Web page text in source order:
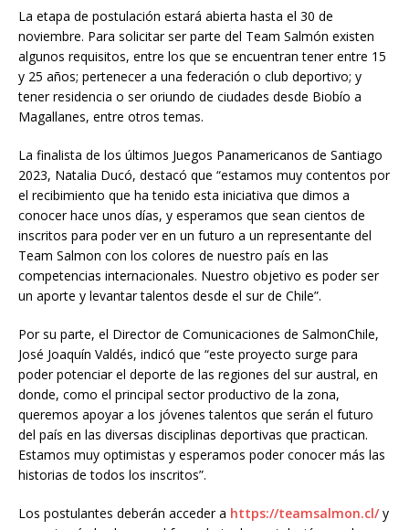
La etapa de postulación estará abierta hasta el 30 de
noviembre. Para solicitar ser parte del Team Salmón existen
algunos requisitos, entre los que se encuentran tener entre 15
y 25 años; pertenecer a una federación o club deportivo; y
tener residencia o ser oriundo de ciudades desde Biobío a
Magallanes, entre otros temas.
La finalista de los últimos Juegos Panamericanos de Santiago
2023, Natalia Ducó, destacó que “estamos muy contentos por
el recibimiento que ha tenido esta iniciativa que dimos a
conocer hace unos días, y esperamos que sean cientos de
inscritos para poder ver en un futuro a un representante del
Team Salmon con los colores de nuestro país en las
competencias internacionales. Nuestro objetivo es poder ser
un aporte y levantar talentos desde el sur de Chile”.
Por su parte, el Director de Comunicaciones de SalmonChile,
José Joaquín Valdés, indicó que “este proyecto surge para
poder potenciar el deporte de las regiones del sur austral, en
donde, como el principal sector productivo de la zona,
queremos apoyar a los jóvenes talentos que serán el futuro
del país en las diversas disciplinas deportivas que practican.
Estamos muy optimistas y esperamos poder conocer más las
historias de todos los inscritos”.
Los postulantes deberán acceder a https://teamsalmon.cl/y